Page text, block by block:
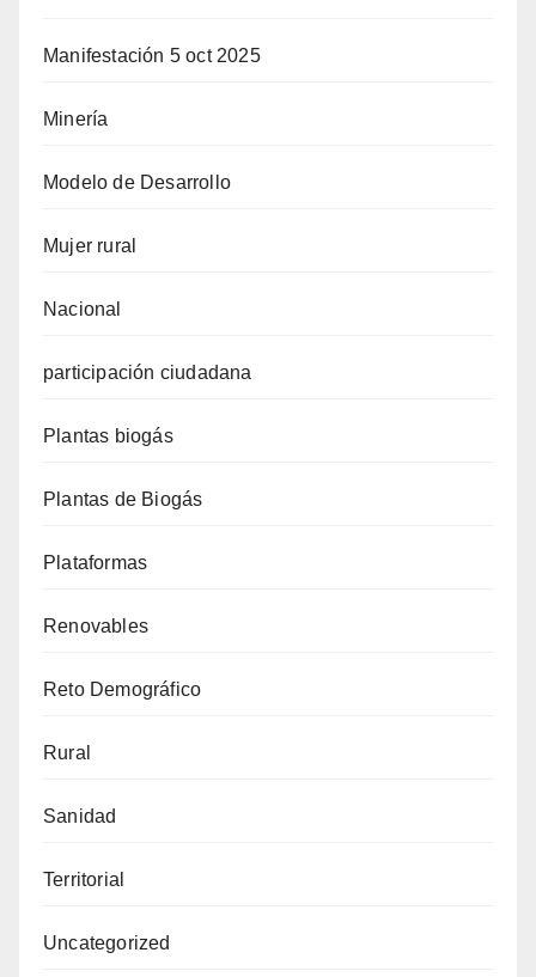
Manifestación 5 oct 2025
Minería
Modelo de Desarrollo
Mujer rural
Nacional
participación ciudadana
Plantas biogás
Plantas de Biogás
Plataformas
Renovables
Reto Demográfico
Rural
Sanidad
Territorial
Uncategorized